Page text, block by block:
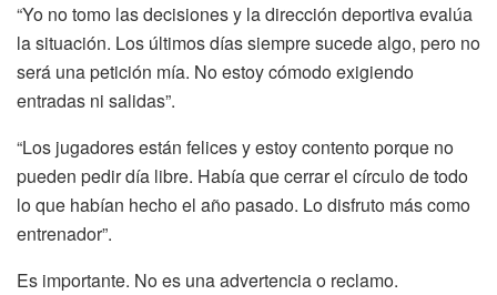
“Yo no tomo las decisiones y la dirección deportiva evalúa
la situación. Los últimos días siempre sucede algo, pero no
será una petición mía. No estoy cómodo exigiendo
entradas ni salidas”.
“Los jugadores están felices y estoy contento porque no
pueden pedir día libre. Había que cerrar el círculo de todo
lo que habían hecho el año pasado. Lo disfruto más como
entrenador”.
Es importante. No es una advertencia o reclamo.